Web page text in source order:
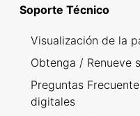
Soporte Técnico
Visualización de la
Obtenga / Renueve
Preguntas
digitales